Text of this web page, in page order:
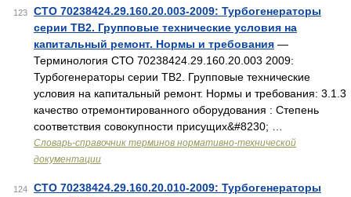
123
СТО 70238424.29.160.20.003-2009: Турбогенераторы
серии ТВ2. Групповые технические условия на
капитальный ремонт. Нормы и требования —
Терминология СТО 70238424.29.160.20.003 2009:
Турбогенераторы серии ТВ2. Групповые технические
условия на капитальный ремонт. Нормы и требования: 3.1.3
качество отремонтированного оборудования : Степень
соответствия совокупности присущих&#8230; …
Словарь-справочник терминов нормативно-технической
документации
124
СТО 70238424.29.160.20.010-2009: Турбогенераторы